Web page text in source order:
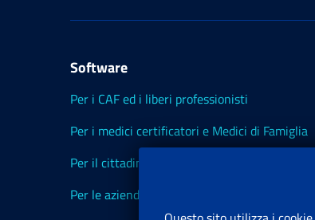
Software
Per i CAF ed i liberi professionisti
Per i medici certificatori e Medici di Famiglia
Per il cittadino
Per le aziende ed i Consulenti